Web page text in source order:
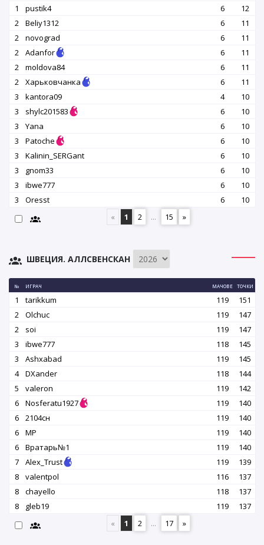
1
pustik4 6
12
2
Beliy1312 6
11
2
novograd 6
11
2
Adanfor 6
11
2
moldova84 6
11
2
Харьковчанка 6
11
3
kantora09 4
10
3
shylc201583 6
10
3
Yana 6
10
3
Patoche 6
10
3
Kalinin_SERGant 6
10
3
gnom33 6
10
3
ibwe777 6
10
3
Oresst 6
10
«
1 2 ... 15 »
ШВЕЦИЯ. АЛЛСВЕНСКАН
№ ИГРАЧ МАЧОВЕ ТОЧКИ
1 tarikkum 119
151
2
Olchuc 119
147
2
soi 119
147
3
ibwe777 118
145
3
Ashxabad 119
145
4
DXander 118
144
5
valeron 119
142
6
Nosferatu1927 119
140
6
2104сн 119
140
6
MP 119
140
6
Вратарь№1 119
140
7
Alex_Trust 119
139
8
valentpol 116
137
8
chayello 118
137
8
gleb19 119
137
«
1 2 ... 17 »